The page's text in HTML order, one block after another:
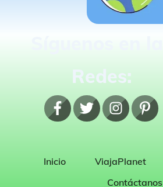
Redes:
Inicio ViajaPlanet
Contáctanos